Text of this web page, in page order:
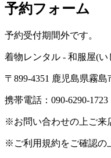
予約フォーム
予約受付期間外です。
着物レンタル - 和服屋(い
〒899-4351 鹿児島県霧
携帯電話：090-6290-1723
※お問い合わせの上ご来
※ご利用規約をご確認の